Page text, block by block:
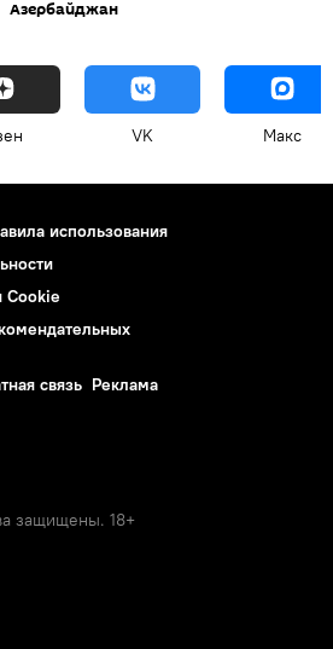
Азербайджан
VK Макс
использования
Cookie
связь Реклама
защищены. 18+